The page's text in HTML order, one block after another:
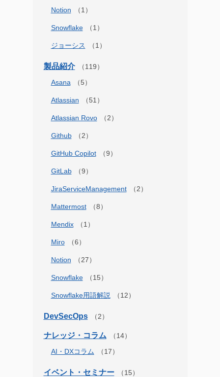
Notion
Snowflake
ジョーシス
製品紹介
Asana
Atlassian
Atlassian Rovo
Github
GitHub Copilot
GitLab
JiraServiceManagement
Mattermost
Mendix
Miro
Notion
Snowflake
Snowflake用語解説
DevSecOps
ナレッジ・コラム
AI・DXコラム
イベント・セミナー